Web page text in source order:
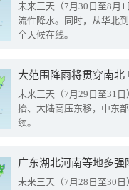
未来三天（7月30日至8月
流性降水。同时，从华北
全天候在线。
大范围降雨将贯穿南
未来三天（7月29日至31
抬、大陆高压东移，中东
续。
广东湖北河南等地多
未来三天（7月28日至30